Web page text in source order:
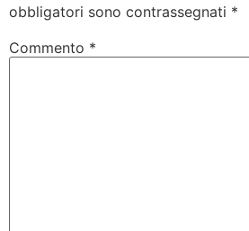
obbligatori sono contrassegnati *
Commento *